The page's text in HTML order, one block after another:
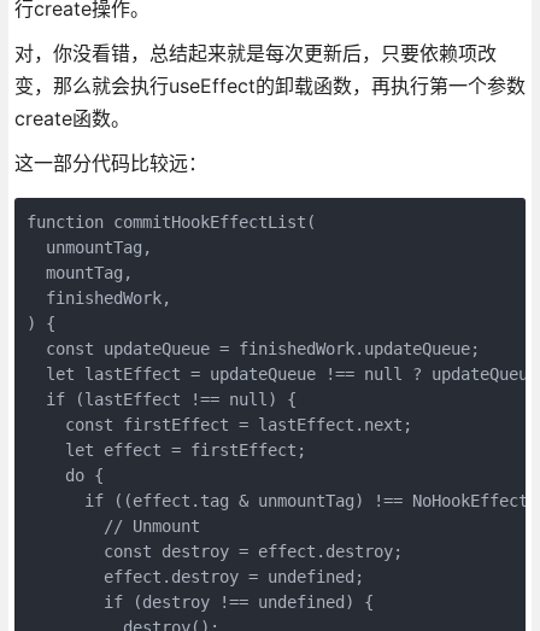
行create操作。
对，你没看错，总结起来就是每次更新后，只要依赖项改
变，那么就会执行useEffect的卸载函数，再执行第一个参数
create函数。
这一部分代码比较远：
function commitHookEffectList(
  unmountTag,
  mountTag,
  finishedWork,
) {
  const updateQueue = finishedWork.updateQueue;
let lastEffect = updateQueue !== null ?
  if (lastEffect !== null) {
    const firstEffect = lastEffect.next;
    let effect = firstEffect;
    do {
if ((effect.tag & unmountTag) !==
        // Unmount
        const destroy = effect.destroy;
        effect.destroy = undefined;
        if (destroy !== undefined) {
          destroy();